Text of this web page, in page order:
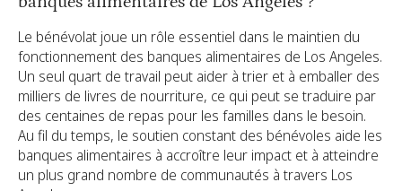
Le bénévolat joue un rôle essentiel dans le maintien du
fonctionnement des banques alimentaires de Los Angeles.
Un seul quart de travail peut aider à trier et à emballer des
milliers de livres de nourriture, ce qui peut se traduire par
des centaines de repas pour les familles dans le besoin.
Au fil du temps, le soutien constant des bénévoles aide les
banques alimentaires à accroître leur impact et à atteindre
un plus grand nombre de communautés à travers Los